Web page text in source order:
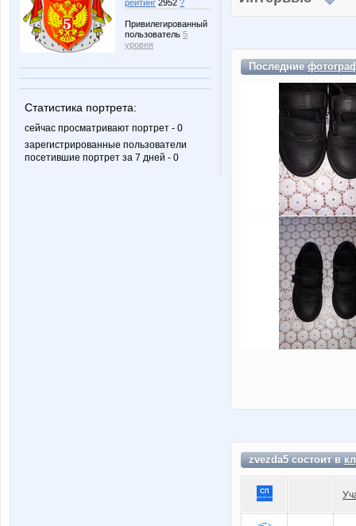
рейтинг 2952 ?
Привилегированный
пользователь 5
уровня
Статистика портрета:
сейчас просматривают портрет - 0
зарегистрированные пользователи
посетившие портрет за 7 дней - 0
Последние
zvezda5 состоит в